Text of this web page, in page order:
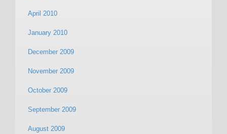
April 2010
January 2010
December 2009
November 2009
October 2009
September 2009
August 2009